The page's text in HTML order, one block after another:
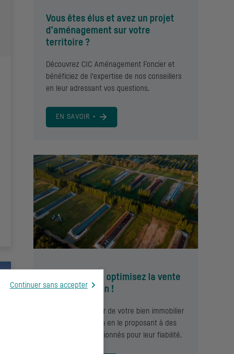
Vous êtes élus et avez un projet
d’aménagement sur votre
territoire ?
Découvrez CIC Aménagement Foncier et
bénéficiez de l’expertise de nos conseillers
en leur adressant vos questions.
EN SAVOIR +
Propriétaires : optimisez la vente
de votre terrain !
Optimisez la valeur de votre bien immobilier
ou de votre terrain en le proposant à des
promoteurs sélectionnés pour leur fiabilité.
Continuer sans accepter